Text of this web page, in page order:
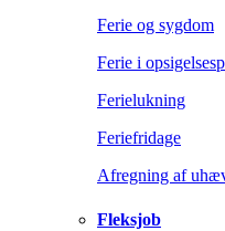
Ferie og sygdom
Ferie i
Ferielukning
Feriefridage
Afregning af
Fleksjob